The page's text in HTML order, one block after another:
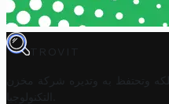
TROVIT
وتحتفظ به وتديره
شركة مخزن
التكنولوجيا